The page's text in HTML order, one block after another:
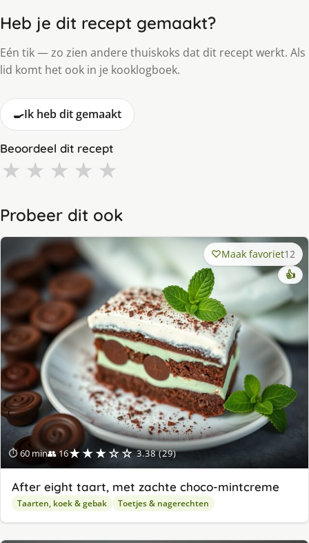
Heb je dit recept gemaakt?
Eén tik — zo zien andere thuiskoks dat dit recept werkt. Als
lid komt het ook in je kooklogboek.
🍳Ik heb dit gemaakt
Beoordeel dit recept
★ ★ ★ ★ ★
Probeer dit ook
⏱ 60 min👥 16★★★☆☆ 3.38 (29)
Maak favoriet12
👍
After eight taart, met zachte choco-mintcreme
Taarten, koek & gebak Toetjes & nagerechten